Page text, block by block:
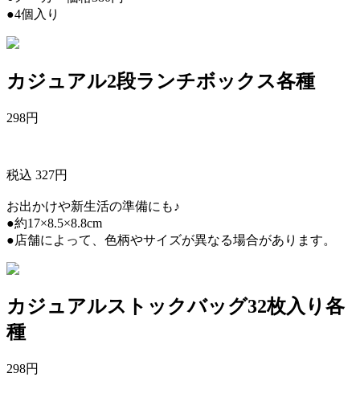
●4個入り
カジュアル2段ランチボックス各種
298円
税込 327円
お出かけや新生活の準備にも♪
●約17×8.5×8.8cm
●店舗によって、色柄やサイズが異なる場合があります。
カジュアルストックバッグ32枚入り各
種
298円